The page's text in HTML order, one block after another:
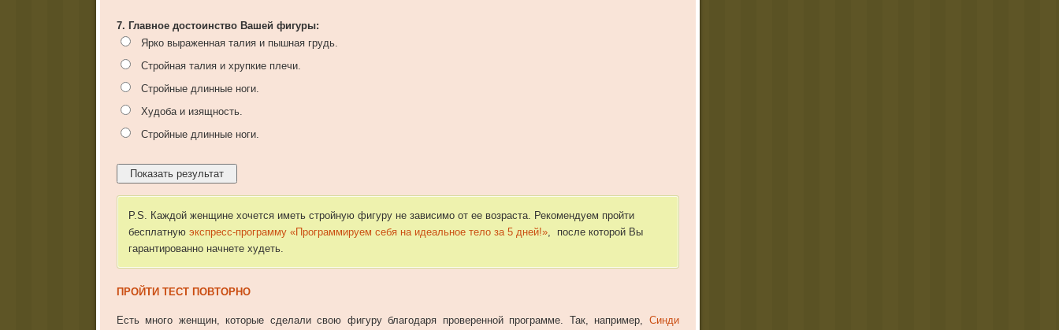
7. Главное достоинство Вашей фигуры:
Ярко выраженная талия и пышная грудь.
Стройная талия и хрупкие плечи.
Стройные длинные ноги.
Худоба и изящность.
Стройные длинные ноги.
P.S. Каждой женщине хочется иметь стройную фигуру не зависимо от ее возраста. Рекомендуем пройти
бесплатную экспресс-программу «Программируем себя на идеальное тело за 5 дней!», после которой Вы
гарантированно начнете худеть.
ПРОЙТИ ТЕСТ ПОВТОРНО
Есть много женщин, которые сделали свою фигуру благодаря проверенной программе. Так, например, Синди